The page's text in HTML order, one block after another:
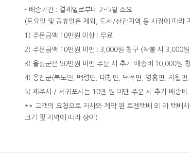
- 배송기간 : 결제일로부터 2~5일 소요
(토요일 및 공휴일은 제외, 도서/산간지역 등 사정에 따라
1) 주문금액 10만원 이상 : 무료
2) 주문금액 10만원 미만 : 3,000원 청구 (착불 시 3,000
3) 울릉군은 50만원 미만 주문 시 추가 배송비 10,000원
4) 옹진군(북도면, 백령면, 대청면, 덕적면, 영흥면, 자월
5) 제주시 / 서귀포시는 10만 원 미만 주문 시 추가 배송
** 고객의 요청으로 자사와 계약 된 로젠택배 외 타 택배
크기 및 지역에 따라 상이)